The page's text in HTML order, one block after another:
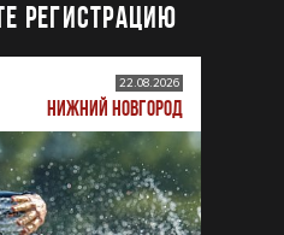
РЕГИСТРАЦИЮ
22.08.2026
НИЖНИЙ НОВГОРОД